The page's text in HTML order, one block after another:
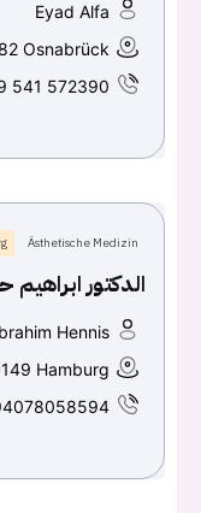
Eyad Alfa
Osnabrück
541 572390
Ästhetische Medizin
الدكتور
Hennis
Hamburg